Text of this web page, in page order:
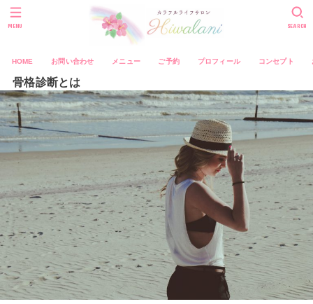
HOME お問い合わせ メニュー ご予約 プロフィール コンセプト
SEARCH
MENU
骨格診断とは